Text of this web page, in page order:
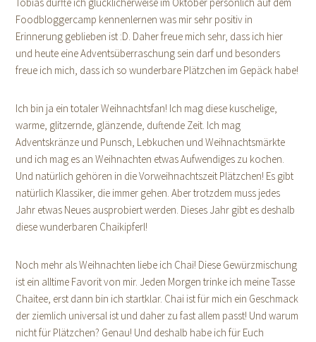
Foodbloggercamp kennenlernen was mir sehr positiv in
Erinnerung geblieben ist :D. Daher freue mich sehr, dass ich hier
und heute eine Adventsüberraschung sein darf und besonders
freue ich mich, dass ich so wunderbare Plätzchen im Gepäck habe!
Ich bin ja ein totaler Weihnachtsfan! Ich mag diese kuschelige,
warme, glitzernde, glänzende, duftende Zeit. Ich mag
Adventskränze und Punsch, Lebkuchen und Weihnachtsmärkte
und ich mag es an Weihnachten etwas Aufwendiges zu kochen.
Und natürlich gehören in die Vorweihnachtszeit Plätzchen! Es gibt
natürlich Klassiker, die immer gehen. Aber trotzdem muss jedes
Jahr etwas Neues ausprobiert werden. Dieses Jahr gibt es deshalb
diese wunderbaren Chaikipferl!
Noch mehr als Weihnachten liebe ich Chai! Diese Gewürzmischung
ist ein alltime Favorit von mir. Jeden Morgen trinke ich meine Tasse
Chaitee, erst dann bin ich startklar. Chai ist für mich ein Geschmack
der ziemlich universal ist und daher zu fast allem passt! Und warum
nicht für Plätzchen? Genau! Und deshalb habe ich für Euch